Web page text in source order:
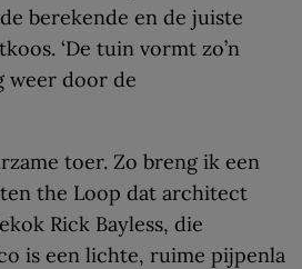
berekende en de juiste
‘De tuin vormt zo’n
weer door de
toer. Zo breng ik een
the Loop dat architect
Rick Bayless, die
is een lichte, ruime pijpenla